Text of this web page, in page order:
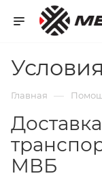
Главная —
МВБ